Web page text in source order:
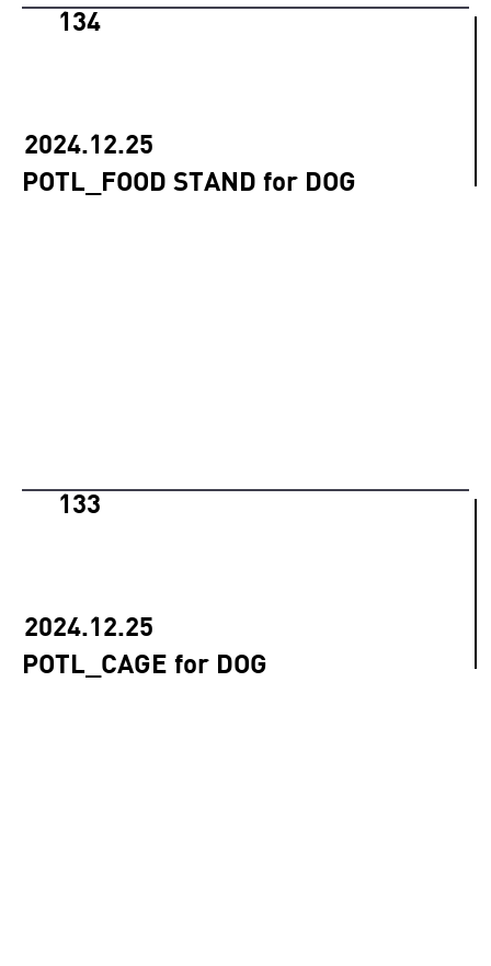
2024.12.25
POTL_FOOD STAND for DOG
134
2024.12.25
POTL_CAGE for DOG
133